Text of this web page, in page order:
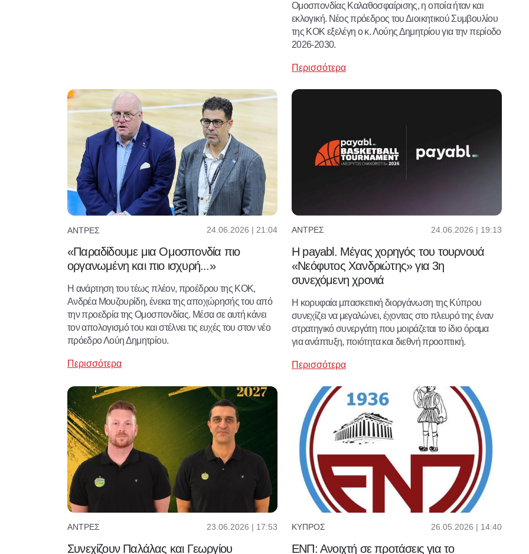
Ομοσπονδίας Καλαθοσφαίρισης, η οποία ήταν και
εκλογική. Νέος πρόεδρος του Διοικητικού Συμβουλίου
της ΚΟΚ εξελέγη ο κ. Λούης Δημητρίου για την περίοδο
2026-2030.
Περισσότερα
ΆΝΤΡΕΣ 24.06.2026 | 21:04
«Παραδίδουμε μια Ομοσπονδία πιο
οργανωμένη και πιο ισχυρή...»
Η ανάρτηση του τέως πλέον, προέδρου της ΚΟΚ,
Ανδρέα Μουζουρίδη, ένεκα της αποχώρησής του από
την προεδρία της Ομοσπονδίας. Μέσα σε αυτή κάνει
τον απολογισμό του και στέλνει τις ευχές του στον νέο
πρόεδρο Λούη Δημητρίου.
Περισσότερα
ΆΝΤΡΕΣ 24.06.2026 | 19:13
Η payabl. Μέγας χορηγός του τουρνουά
«Νεόφυτος Χανδριώτης» για 3η
συνεχόμενη χρονιά
Η κορυφαία μπασκετική διοργάνωση της Κύπρου
συνεχίζει να μεγαλώνει, έχοντας στο πλευρό της έναν
στρατηγικό συνεργάτη που μοιράζεται το ίδιο όραμα
για ανάπτυξη, ποιότητα και διεθνή προοπτική.
Περισσότερα
ΆΝΤΡΕΣ 23.06.2026 | 17:53
Συνεχίζουν Παλάλας και Γεωργίου
ΚΎΠΡΟΣ 26.05.2026 | 14:40
ΕΝΠ: Ανοιχτή σε προτάσεις για το